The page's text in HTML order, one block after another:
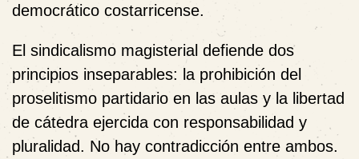
democrático costarricense.
El sindicalismo magisterial defiende dos
principios inseparables: la prohibición del
proselitismo partidario en las aulas y la libertad
de cátedra ejercida con responsabilidad y
pluralidad. No hay contradicción entre ambos.